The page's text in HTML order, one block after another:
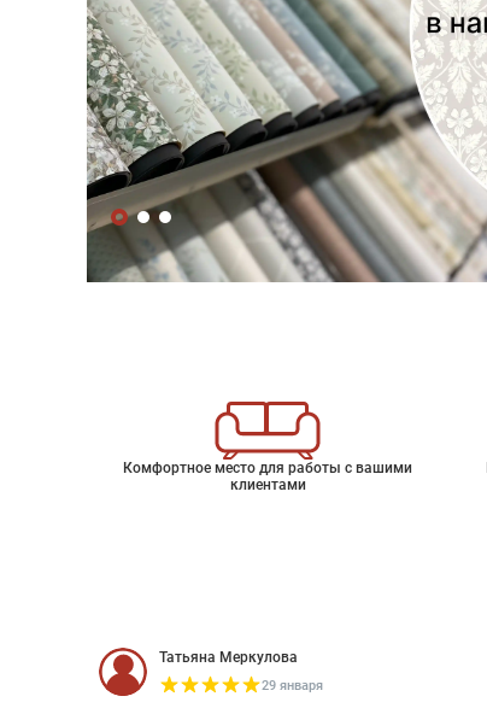
Комфортное место для работы с вашими
клиентами
Татьяна Меркулова
29 января